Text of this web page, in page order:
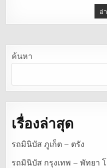
อ่
ค้นหา
เรื่องล่าสุด
รถมินิบัส ภูเก็ต – ตรัง
รถมินิบัส กรุงเทพ – พัทยา